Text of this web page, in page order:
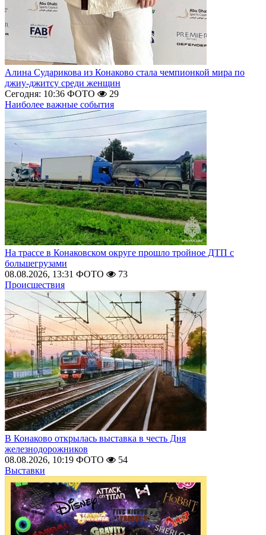
Алина Сударикова из Конаково стала чемпионкой мира по
джиу-джитсу среди женщин
Сегодня: 10:36 ФОТО
29
Наиболее важные события
На трассе в Конаковском округе прошло тройное ДТП с
большегрузами
08.08.2026, 13:31 ФОТО
73
Происшествия
В Конаково открылась выставка в честь Дня
железнодорожников
08.08.2026, 10:19 ФОТО
54
Выставки